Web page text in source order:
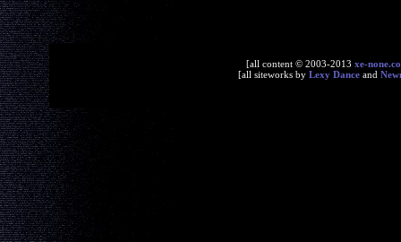
[all content © 2003-2013 xe-
[all siteworks by Lexy Danceand